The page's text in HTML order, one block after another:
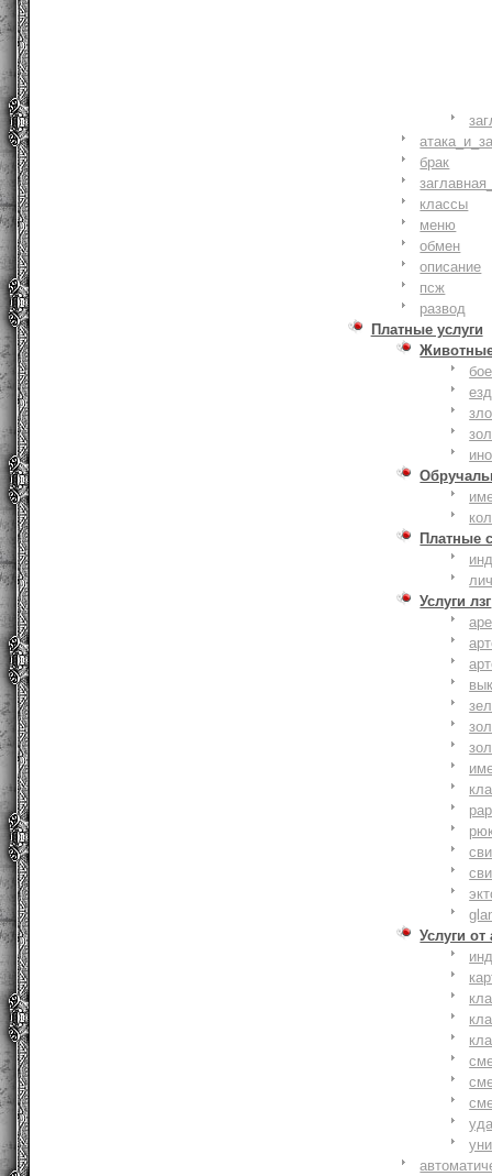
брак
классы
меню
обмен
описание
псж
развод
Платные услуги
Платные
Услуги лзг
Услуги